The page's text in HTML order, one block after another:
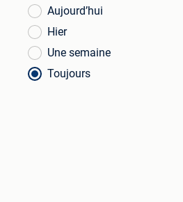
Aujourd’hui
Hier
Une semaine
Toujours